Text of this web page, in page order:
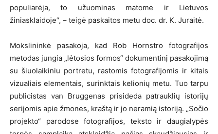
populiarėja, to užuominas matome ir Lietuvos
žiniasklaidoje“, – teigė paskaitos metu doc. dr. K. Juraitė.
Mokslininkė pasakoja, kad Rob Hornstro fotografijos
metodas jungia „lėtosios formos“ dokumentinį pasakojimą
su šiuolaikiniu portretu, rastomis fotografijomis ir kitais
vizualiais elementais, surinktais kelionių metu. Tuo tarpu
publicistas van Bruggenas prisideda patrauklių istorijų
serijomis apie žmones, kraštą ir jo neramią istoriją. „Sočio
projekto“ parodose fotografijos, teksto ir daugialypės